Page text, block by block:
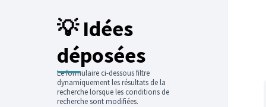
💡 Idées
déposées
Le formulaire ci-dessous filtre
dynamiquement les résultats de la
recherche lorsque les conditions de
recherche sont modifiées.